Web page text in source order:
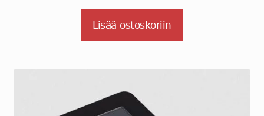
Lisää ostoskoriin